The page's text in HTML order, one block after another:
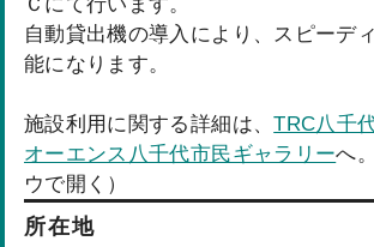
Ｃにて行います。
自動貸出機の導入により、スピーデ
能になります。
施設利用に関する詳細は、TRC八千
オーエンス八千代市民ギャラリーへ
ウで開く）
所在地